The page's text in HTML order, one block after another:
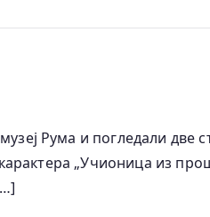
Рума и погледали две
„Учионица из